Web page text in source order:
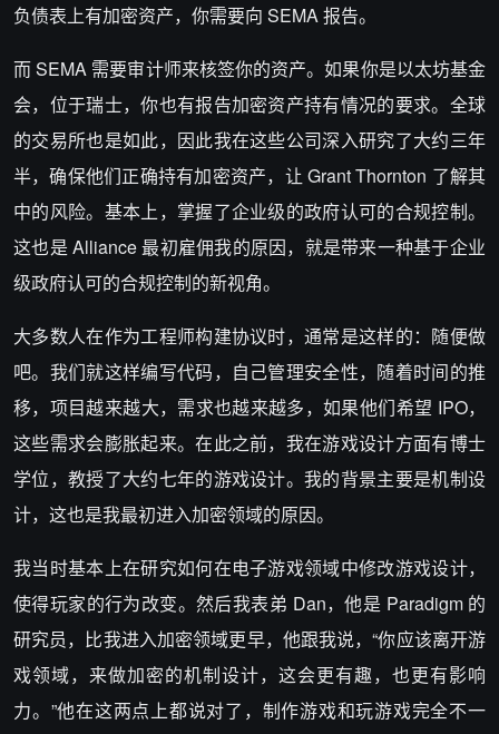
负债表上有加密资产，你需要向 SEMA 报告。
而 SEMA 需要审计师来核签你的资产。如果你是以太坊基金
会，位于瑞士，你也有报告加密资产持有情况的要求。全球
的交易所也是如此，因此我在这些公司深入研究了大约三年
半，确保他们正确持有加密资产，让 Grant Thornton 了解其
中的风险。基本上，掌握了企业级的政府认可的合规控制。
这也是 Alliance 最初雇佣我的原因，就是带来一种基于企业
级政府认可的合规控制的新视角。
大多数人在作为工程师构建协议时，通常是这样的：随便做
吧。我们就这样编写代码，自己管理安全性，随着时间的推
移，项目越来越大，需求也越来越多，如果他们希望 IPO，
这些需求会膨胀起来。在此之前，我在游戏设计方面有博士
学位，教授了大约七年的游戏设计。我的背景主要是机制设
计，这也是我最初进入加密领域的原因。
我当时基本上在研究如何在电子游戏领域中修改游戏设计，
使得玩家的行为改变。然后我表弟 Dan，他是 Paradigm 的
研究员，比我进入加密领域更早，他跟我说，“你应该离开游
戏领域，来做加密的机制设计，这会更有趣，也更有影响
力。”他在这两点上都说对了，制作游戏和玩游戏完全不一